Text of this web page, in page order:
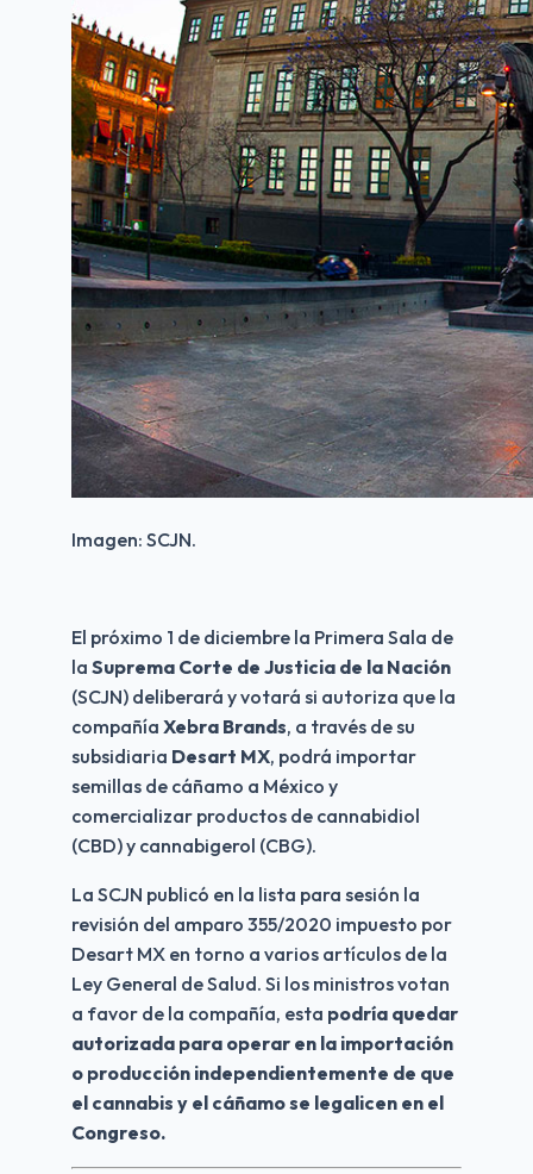
Imagen: SCJN.
El próximo 1 de diciembre la Primera Sala de
la Suprema Corte de Justicia de la Nación
(SCJN) deliberará y votará si autoriza que la
compañía Xebra Brands, a través de su
subsidiaria Desart MX, podrá importar
semillas de cáñamo a México y
comercializar productos de cannabidiol
(CBD) y cannabigerol (CBG).
La SCJN publicó en la lista para sesión la
revisión del amparo 355/2020 impuesto por
Desart MX en torno a varios artículos de la
Ley General de Salud. Si los ministros votan
a favor de la compañía, esta podría quedar
autorizada para operar en la importación
o producción independientemente de que
el cannabis y el cáñamo se legalicen en el
Congreso.